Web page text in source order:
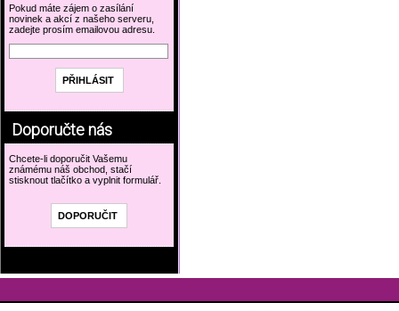
Pokud máte zájem o zasílání
novinek a akcí z našeho serveru,
zadejte prosím emailovou adresu.
Doporučte nás
Chcete-li doporučit Vašemu
známému náš obchod, stačí
stisknout tlačítko a vyplnit formulář.